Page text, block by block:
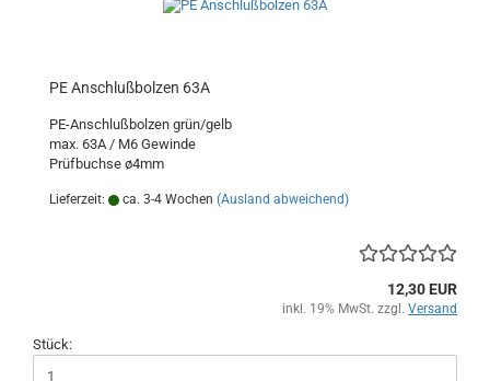
PE Anschlußbolzen 63A
PE-Anschlußbolzen grün/gelb
max. 63A / M6 Gewinde
Prüfbuchse ø4mm
Lieferzeit: ca. 3-4 Wochen (Ausland abweichend)
12,30 EUR
inkl. 19% MwSt. zzgl. Versand
Stück: